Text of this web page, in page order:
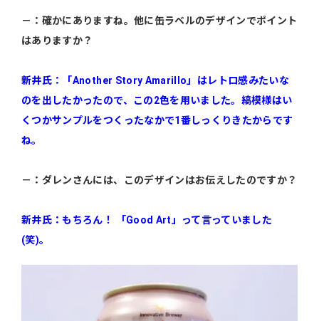
－：確かにありますね。他に缶ラベルのデザインでポイント
はありますか？
新井氏：「Another Story Amarillo」はレトロ感みたいな
のを出したかったので、この2色を用いました。縞模様はい
くつかサンプルをつくったなかで1番しっくりきたからです
ね。
－：ダレンさんには、このデザインはお伝えしたのですか？
新井氏：もちろん！ 「Good Art」って言っていました
(笑)。